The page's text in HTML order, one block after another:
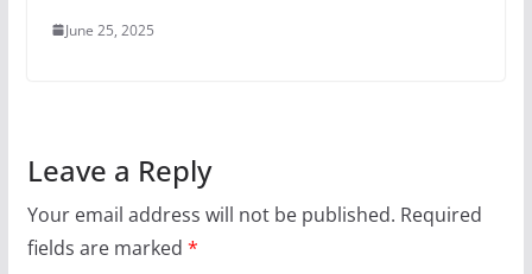
June 25, 2025
Leave a Reply
Your email address will not be published. Required
fields are marked *